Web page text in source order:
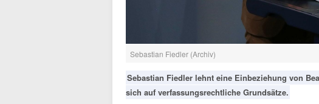
Sebastian Fiedler (Archiv)
Sebastian Fiedler lehnt eine Einbeziehung von
sich auf verfassungsrechtliche Grundsätze.